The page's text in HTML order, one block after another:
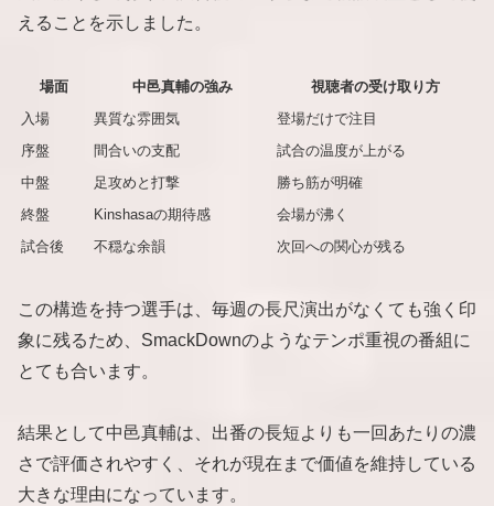
えることを示しました。
場面 中邑真輔の強み
視聴者の受け取り方
入場
異質な雰囲気
登場だけで注目
序盤
間合いの支配
試合の温度が上がる
中盤
足攻めと打撃
勝ち筋が明確
終盤
Kinshasaの期待感
会場が沸く
試合後
不穏な余韻 次回への関心が残る
この構造を持つ選手は、毎週の長尺演出がなくても強く印
象に残るため、SmackDownのようなテンポ重視の番組に
とても合います。
結果として中邑真輔は、出番の長短よりも一回あたりの濃
さで評価されやすく、それが現在まで価値を維持している
大きな理由になっています。